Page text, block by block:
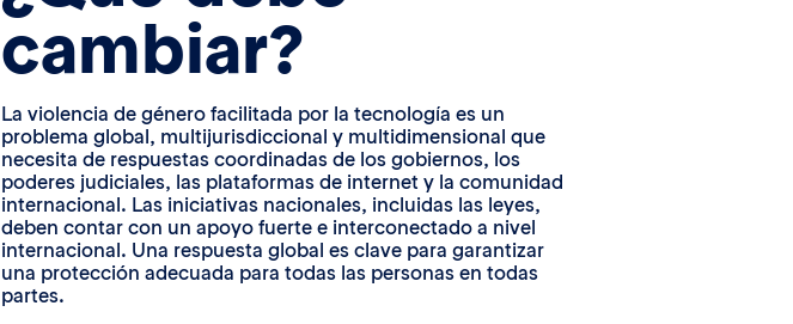
cambiar?
La violencia de género facilitada por la tecnología es un
problema global, multijurisdiccional y multidimensional que
necesita de respuestas coordinadas de los gobiernos, los
poderes judiciales, las plataformas de internet y la comunidad
internacional. Las iniciativas nacionales, incluidas las leyes,
deben contar con un apoyo fuerte e interconectado a nivel
internacional. Una respuesta global es clave para garantizar
una protección adecuada para todas las personas en todas
partes.